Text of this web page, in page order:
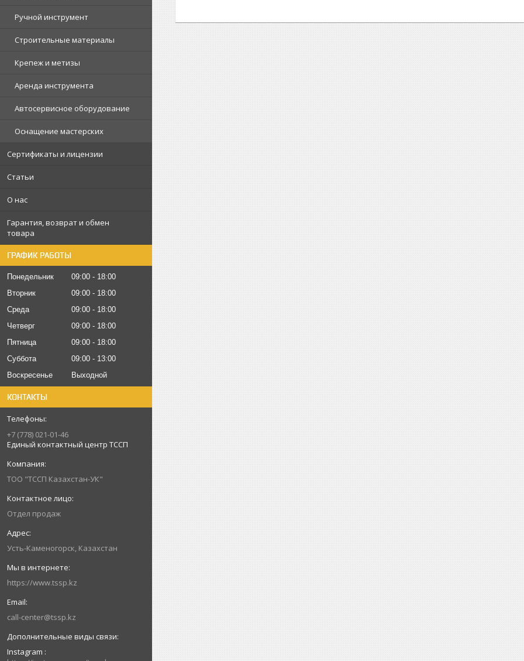
Ручной инструмент
Строительные материалы
Крепеж и метизы
Аренда инструмента
Автосервисное оборудование
Оснащение мастерских
Сертификаты и лицензии
Статьи
О нас
Гарантия, возврат и обмен
товара
ГРАФИК РАБОТЫ
Понедельник 09:00
18:00
Вторник
09:00
18:00
Среда
09:00
18:00
Четверг
09:00
18:00
Пятница
09:00
18:00
Суббота
09:00
13:00
Воскресенье
Выходной
КОНТАКТЫ
+7 (778) 021-01-46
Единый контактный центр ТССП
ТОО "ТССП Казахстан-УК"
Отдел продаж
Усть-Каменогорск, Казахстан
https://www.tssp.kz
call-center@tssp.kz
Instagram